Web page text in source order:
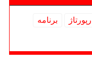
رپورتاژ
برنامه